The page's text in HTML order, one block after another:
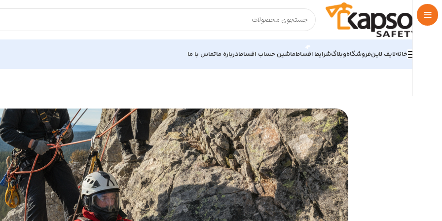
خانهلایف لاینفروشگاهوبلاگشرایط اقساطماشین حساب اقساطدرباره ماتماس با ما